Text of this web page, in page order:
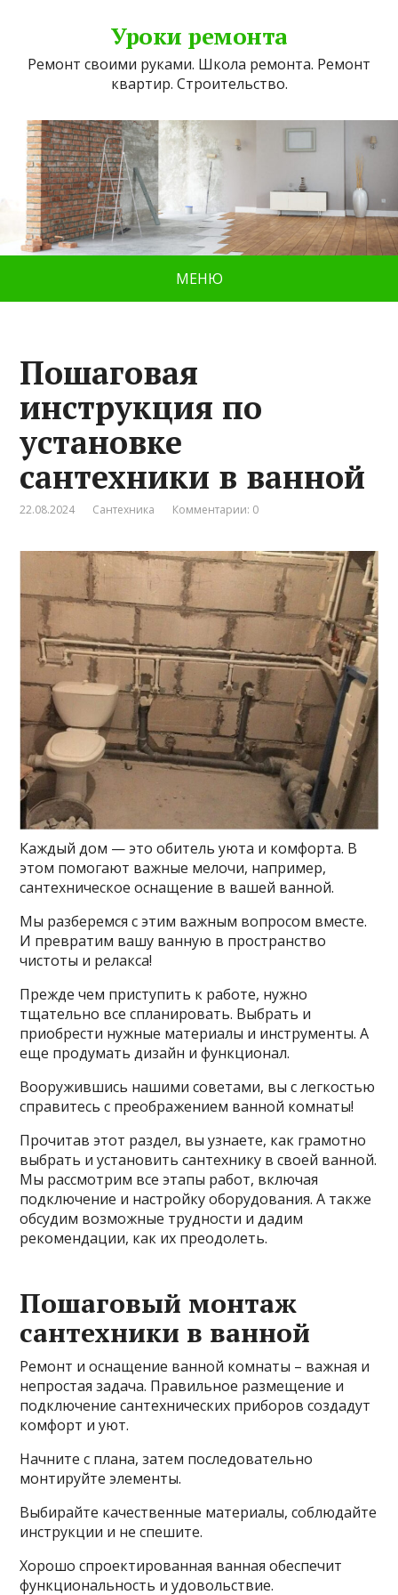
Уроки ремонта
Ремонт своими руками. Школа ремонта. Ремонт
квартир. Строительство.
МЕНЮ
Пошаговая
инструкция по
установке
сантехники в ванной
22.08.2024 Сантехника Комментарии: 0
Каждый дом — это обитель уюта и комфорта. В
этом помогают важные мелочи, например,
сантехническое оснащение в вашей ванной.
Мы разберемся с этим важным вопросом вместе.
И превратим вашу ванную в пространство
чистоты и релакса!
Прежде чем приступить к работе, нужно
тщательно все спланировать. Выбрать и
приобрести нужные материалы и инструменты. А
еще продумать дизайн и функционал.
Вооружившись нашими советами, вы с легкостью
справитесь с преображением ванной комнаты!
Прочитав этот раздел, вы узнаете, как грамотно
выбрать и установить сантехнику в своей ванной.
Мы рассмотрим все этапы работ, включая
подключение и настройку оборудования. А также
обсудим возможные трудности и дадим
рекомендации, как их преодолеть.
Пошаговый монтаж
сантехники в ванной
Ремонт и оснащение ванной комнаты – важная и
непростая задача. Правильное размещение и
подключение сантехнических приборов создадут
комфорт и уют.
Начните с плана, затем последовательно
монтируйте элементы.
Выбирайте качественные материалы, соблюдайте
инструкции и не спешите.
Хорошо спроектированная ванная обеспечит
функциональность и удовольствие.